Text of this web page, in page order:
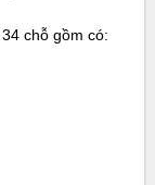
chỗ gồm có: